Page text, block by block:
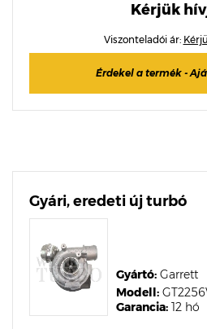
Kérjük
Viszonteladói ár:
Érdekel a termék -
Gyári, eredeti új turbó
Garancia: 12 hó
Modell:
Gyártó: Garrett